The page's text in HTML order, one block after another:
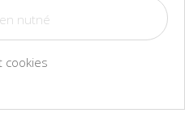
bílý
cookies